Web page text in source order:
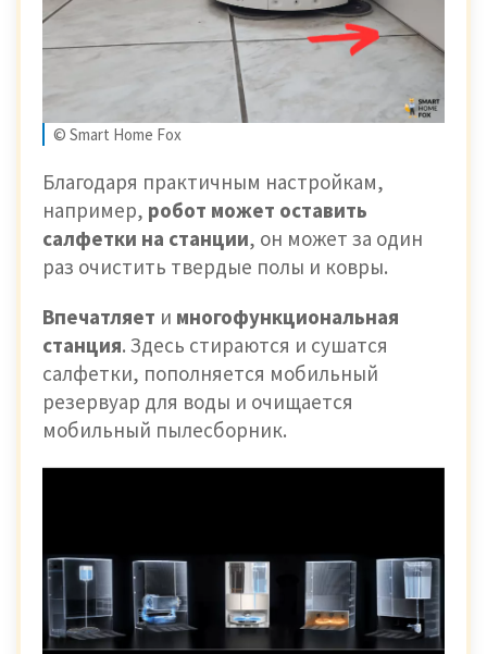
© Smart Home Fox
Благодаря практичным настройкам,
например, робот может оставить
салфетки на станции, он может за один
раз очистить твердые полы и ковры.
Впечатляет и многофункциональная
станция. Здесь стираются и сушатся
салфетки, пополняется мобильный
резервуар для воды и очищается
мобильный пылесборник.